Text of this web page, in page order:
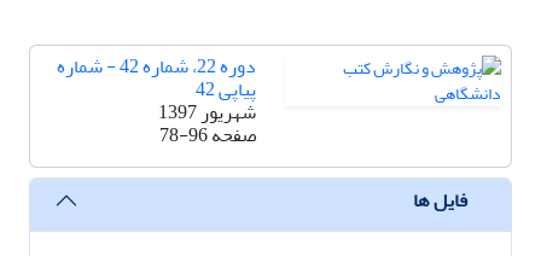
دوره 22، شماره 42 - شماره
پیاپی 42
شهریور 1397
صفحه78-96
فایل ها